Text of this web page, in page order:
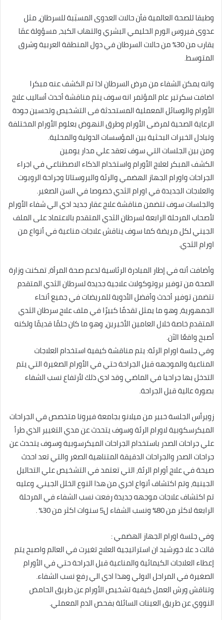
وطبقا للصحة العالمية فأن حالات العدوى المسبّبة للسرطان، مثل
عدوى فيروس الورم الحليمي البشري والتهاب الكبد، مسؤولة عمّا
يقارب من 30% من حالات السرطان في دول المنطقة العربية وشرق
المتوسط.
وانه يمكن الشفاء من مرض السرطان اذا تم الكشف عنه مبكرا
اضافت سكرتير عام المؤتمر انه سوف يتم مناقشة أحدث أساليب علاج
الأورام والوسائل المعملية المستحدثة فى التشخيص وتحسين جودة
الرعاية الصحية لمرضى الأورام وطرق النهوض بعلوم الأورام المختلفة
وتبادل الخبرات البحثية بين المؤسسات الدولية والمحلية.
ومن بين الجلسات التي سوف تعقد علي مدار يومين
الكشف المبكر لعلاج الأورام واستخدام الذكاء الاصطناعي في اجراء
الجراحات واورام الجهاز الهضمي والرئة والبروستاتا وجراحة الروبوت
والعلاجات الجديدة في اورام الثدي خصوصا في السن الصغير.
والجلسات سوف تتضمن مناقشة علاج عقار جديد ادي الي شفاء الأورام
لأصحاب المرحلة الرابعة لسرطان الثدي المتقدم بالاعتماد على الملف
الجيني لكل مريضة كما سوف يناقش علاجات مناعية في أنواع من
اورام الثدي.
وأضافت أنه في إطار المبادرة الرئاسية لدعم صحة المرأة، تمكنت وزارة
الصحة من توفير بروتوكولات علاجية جديدة لسرطان الثدي المتقدم
تتضمن توفير أحدث وأفضل الأدوية للمريضات في جميع أنحاء
الجمهورية، وهو ما يمثل تقدمًا كبيرًا في ملف علاج سرطان الثدي
المتقدم خاصة خلال العامين الأخيرين، وهو ما كان حلمًا قديمًا ولكنه
أصبح واقعًا الآن.
وفي جلسة اورام الرئة: يتم مناقشة كيفية استخدام العلاجات
المناعية والموجهه قبل الجراحة حتي في الأورام الصغيرة التي يتم
التدخل بها جراحيا في الماضي وقد ادي ذلك لأرتفاع نسب الشفاء
بصورة عالية قبل الجراحة.
زويرأس الجلسة خبير من ميلانو بجامعة فيرونا متخصص في الجراحات
الميكرسكوبية لاورام الرئة وسوف يتحدث عن مدي التغيير الذي طرأ
علي جراحات الصدر باستخدام الجراحات الميكرسوبية وسوف يتحدث عن
جراحات الصدر والجراحات الدقيقة المتناهية الصغر والتي تعد احدث
صيحة في علاج أورام الرئة، التي تعتمد في التشخيص علي التحاليل
الجينية، وتم اكتشاف أنواع اخري من هذا النوع الخلل الجيني، وعليه
تم اكتشاف علاجات موجهه جديدة رفعت نسب الشفاء في المرحلة
الرابعة لاكثر من 80% ونسب الشفاء ل5 سنوات اكثر من 30% .
وفي جلسة اورام الجهاز الهضمي :
قالت د علا خورشيد ان استراتيجية العلاج تغيرت في العالم واصبح يتم
إعطاء العلاجات الكيمائية والمناعية قبل الجراحة حتي في الأورام
الصغيرة في المراحل الاولي وهذا ادي الي رفع نسب الشفاء.
وتناقش ورش العمل كيفية تشخيص الأورام عن طريق الحامض
النووي عن طريق العينات السائلة بفحص الدم المعملي.